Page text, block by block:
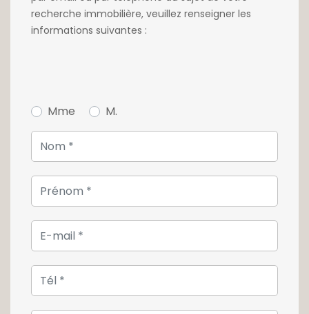
la gare centrale.
recherche immobilière, veuillez renseigner les
informations suivantes :
Mme M.